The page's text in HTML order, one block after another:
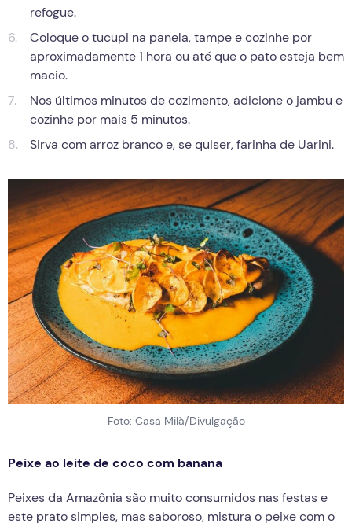
refogue.
Coloque o tucupi na panela, tampe e cozinhe por
aproximadamente 1 hora ou até que o pato esteja bem
macio.
Nos últimos minutos de cozimento, adicione o jambu e
cozinhe por mais 5 minutos.
Sirva com arroz branco e, se quiser, farinha de Uarini.
Foto: Casa Milà/Divulgação
Peixe ao leite de coco com banana
Peixes da Amazônia são muito consumidos nas festas e
este prato simples, mas saboroso, mistura o peixe com o